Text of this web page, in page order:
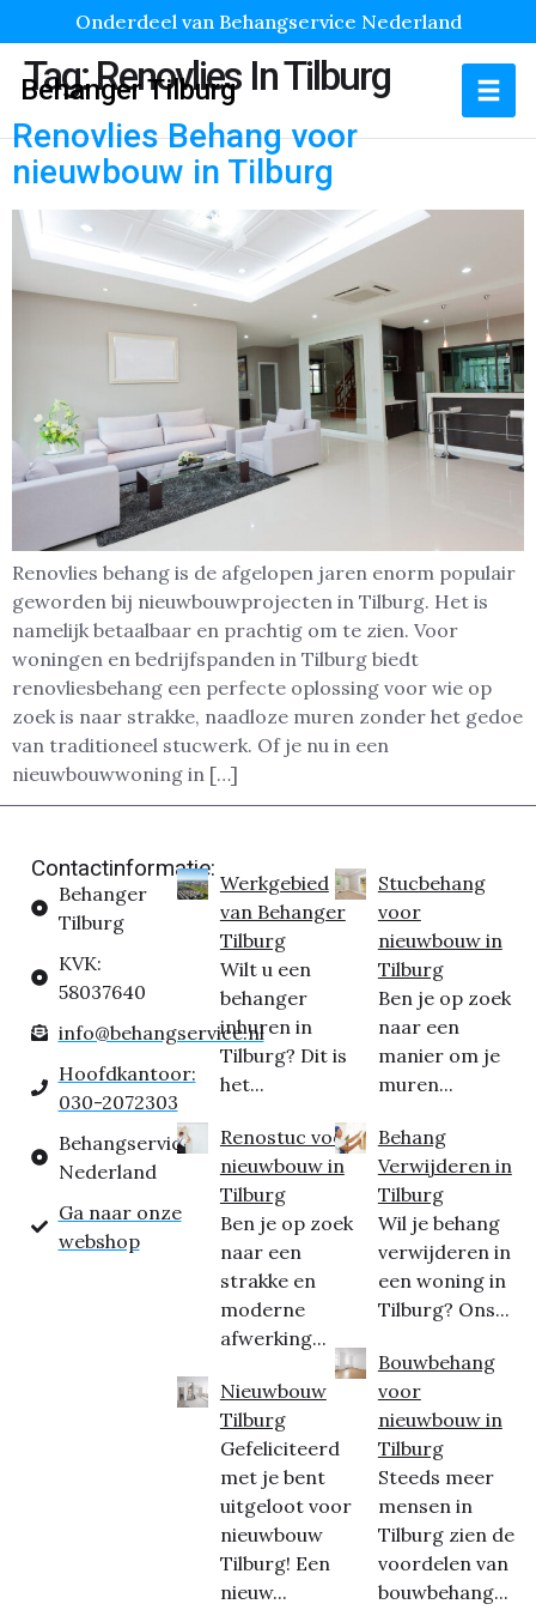
Onderdeel van Behangservice Nederland
Behanger Tilburg
Tag:Renovlies In Tilburg
Renovlies Behang voor
nieuwbouw in Tilburg
Renovlies behang is de afgelopen jaren enorm populair
geworden bij nieuwbouwprojecten in Tilburg. Het is
namelijk betaalbaar en prachtig om te zien. Voor
woningen en bedrijfspanden in Tilburg biedt
renovliesbehang een perfecte oplossing voor wie op
zoek is naar strakke, naadloze muren zonder het gedoe
van traditioneel stucwerk. Of je nu in een
nieuwbouwwoning in […]
Contactinformatie:
Behanger
Tilburg
KVK:
58037640
info@behangservice.nl
Hoofdkantoor:
030-2072303
Behangservice
Nederland
Ga naar onze
webshop
Werkgebied
van Behanger
Tilburg
Wilt u een
behanger
inhuren in
Tilburg? Dit is
het...
Renostuc voor
nieuwbouw in
Tilburg
Ben je op zoek
naar een
strakke en
moderne
afwerking...
Nieuwbouw
Tilburg
Gefeliciteerd
met je bent
uitgeloot voor
nieuwbouw
Tilburg! Een
nieuw...
Stucbehang
voor
nieuwbouw in
Tilburg
Ben je op zoek
naar een
manier om je
muren...
Behang
Verwijderen in
Tilburg
Wil je behang
verwijderen in
een woning in
Tilburg? Ons...
Bouwbehang
voor
nieuwbouw in
Tilburg
Steeds meer
mensen in
Tilburg zien de
voordelen van
bouwbehang...